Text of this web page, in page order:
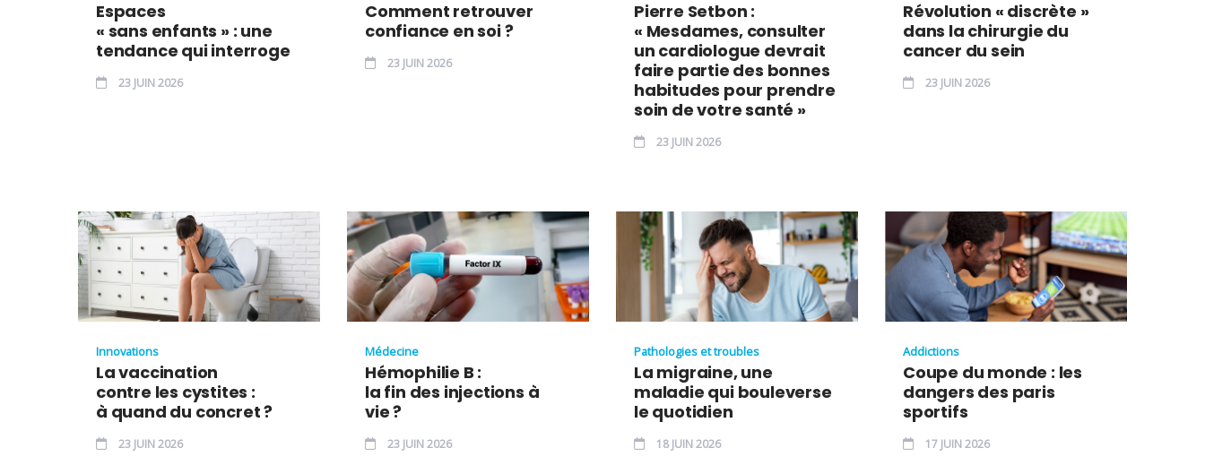
Espaces
« sans enfants » : une
tendance qui interroge
23 JUIN 2026
Comment retrouver
confiance en soi ?
23 JUIN 2026
Pierre Setbon :
« Mesdames, consulter
un cardiologue devrait
faire partie des bonnes
habitudes pour prendre
soin de votre santé »
23 JUIN 2026
Révolution « discrète »
dans la chirurgie du
cancer du sein
23 JUIN 2026
Innovations
La vaccination
contre les cystites :
à quand du concret ?
23 JUIN 2026
Médecine
Hémophilie B :
la fin des injections à
vie ?
23 JUIN 2026
Pathologies et troubles
La migraine, une
maladie qui bouleverse
le quotidien
18 JUIN 2026
Addictions
Coupe du monde : les
dangers des paris
sportifs
17 JUIN 2026